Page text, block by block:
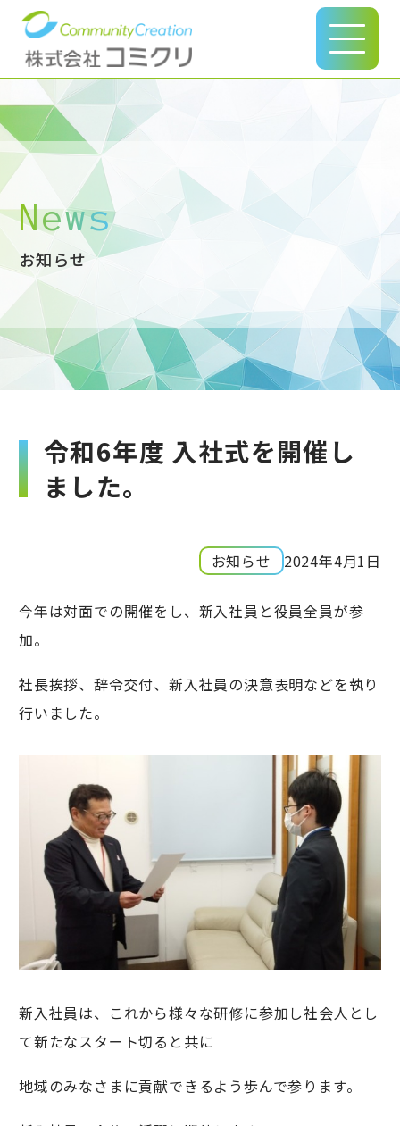
News
お知らせ
令和6年度 入社式を開催し
ました。
お知らせ 2024年4月1日
今年は対面での開催をし、新入社員と役員全員が参
加。
社長挨拶、辞令交付、新入社員の決意表明などを執り
行いました。
新入社員は、これから様々な研修に参加し社会人とし
て新たなスタート切ると共に
地域のみなさまに貢献できるよう歩んで参ります。